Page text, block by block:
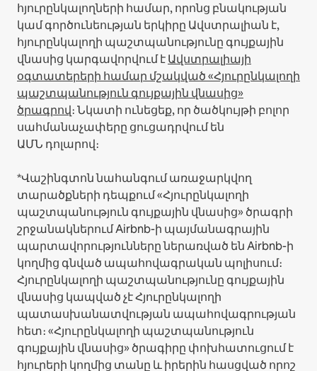
հյուրընկալողների համար, որոնց բնակության
կամ գործունեության երկիրը Ավստրալիան է,
հյուրընկալողի պաշտպանությունը գույքային
վնասից կարգավորվում էԱվստրալիայի
օգտատերերի համար մշակված «Հյուրընկալողի
պաշտպանություն գույքային վնասից»
ծրագրով։ Նկատի ունեցեք, որ ծածկույթի բոլոր
սահմանաչափերը ցուցադրվում են
ԱՄՆ դոլարով։
*Վաշինգտոն նահանգում առաջարկվող
տարածքների դեպքում «Հյուրընկալողի
պաշտպանություն գույքային վնասից» ծրագրի
շրջանակներում Airbnb-ի պայմանագրային
պարտավորությունները ներառված են Airbnb-ի
կողմից գնված ապահովագրական պոլիսում։
Հյուրընկալողի պաշտպանությունը գույքային
վնասից կապված չէ Հյուրընկալողի
պատասխանատվության ապահովագրության
հետ։ «Հյուրընկալողի պաշտպանություն
գույքային վնասից» ծրագիրը փոխհատուցում է
հյուրերի կողմից տանը և իրերին հասցված որոշ